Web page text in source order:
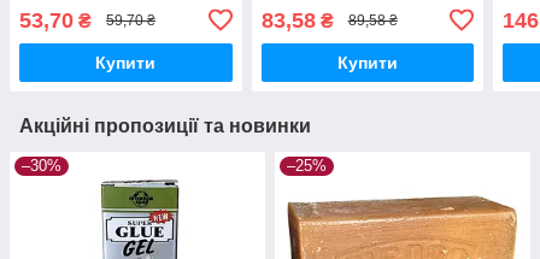
53,70 ₴ 59,70 ₴
Купити
83,58₴ 89,58 ₴
Купити
Акційні пропозиції та новинки
–30% –25%